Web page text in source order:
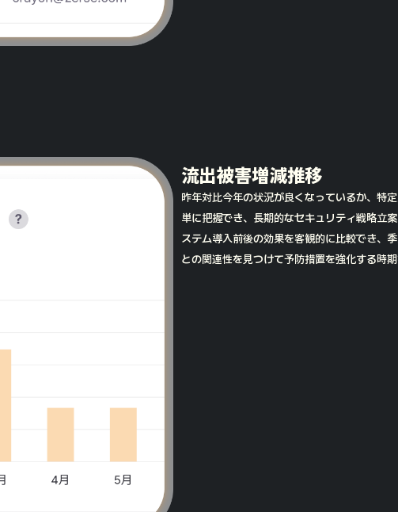
流出被害増減推移
昨年対比今年の状況が良くなっているか、特
単に把握でき、長期的なセキュリティ戦略立
ステム導入前後の効果を客観的に比較でき、
との関連性を見つけて予防措置を強化する時